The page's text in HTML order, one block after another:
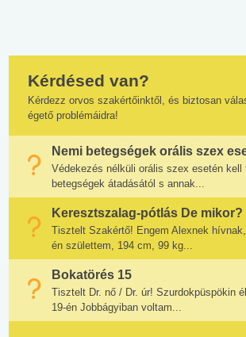
Kérdésed van?
Kérdezz orvos szakértőinktől, és biztosan
égető problémáidra!
Nemi betegségek orális szex
Védekezés nélküli orális szex esetén kell
betegségek átadásától s annak...
Keresztszalag-pótlás De mikor?
Tisztelt Szakértő! Engem Alexnek
én születtem, 194 cm, 99 kg...
Bokatörés 15
Tisztelt Dr. nő / Dr. úr! Szurdokpüspökin
19-én Jobbágyiban voltam...